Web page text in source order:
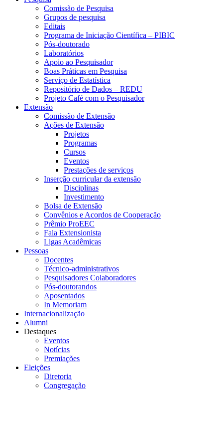
Comissão de Pesquisa
Grupos de pesquisa
Editais
Programa de Iniciação Científica – PIBIC
Pós-doutorado
Laboratórios
Apoio ao Pesquisador
Boas Práticas em Pesquisa
Serviço de Estatística
Repositório de Dados – REDU
Projeto Café com o Pesquisador
Extensão
Comissão de Extensão
Ações de Extensão
Projetos
Programas
Cursos
Eventos
Prestações de serviços
Inserção curricular da extensão
Disciplinas
Investimento
Bolsa de Extensão
Convênios e Acordos de Cooperação
Prêmio ProEEC
Fala Extensionista
Ligas Acadêmicas
Pessoas
Docentes
Técnico-administrativos
Pesquisadores Colaboradores
Pós-doutorandos
Aposentados
In Memoriam
Internacionalização
Alumni
Destaques
Eventos
Notícias
Premiações
Eleições
Diretoria
Congregação